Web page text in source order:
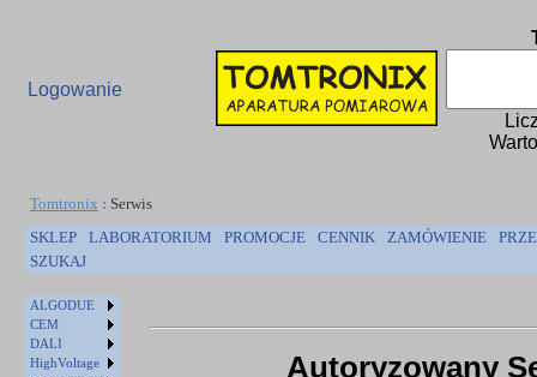
Logowanie
Tomtronix : Serwis
SKLEP
LABORATORIUM PROMOCJE CENNIK ZAMÓWIENIE
SZUKAJ
ALGODUE
CEM
DALI
HighVoltage
Autoryzowany